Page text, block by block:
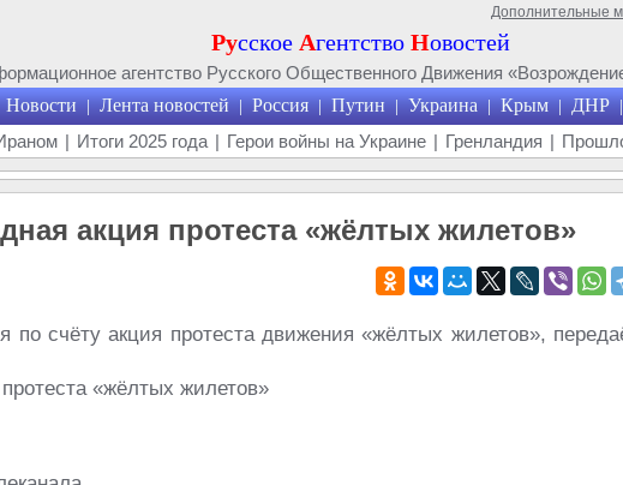
Дополнительные
Русское Агентство Новостей
агентство Русского Общественного Движения
Новости | Лента новостей | Россия | Путин | Украина | Крым | ДНР |
| Итоги 2025 года | Герои войны на Украине | Гренландия |
акция протеста «жёлтых жилетов»
по счёту акция протеста движения «жёлтых жилетов»,